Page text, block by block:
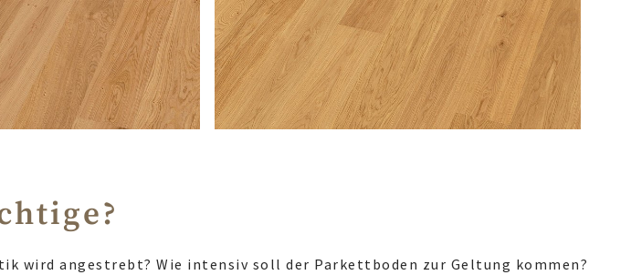
wird angestrebt? Wie intensiv soll der Parkettboden zur Geltung kommen?